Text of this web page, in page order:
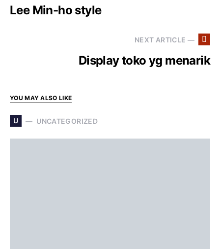
Lee Min-ho style
NEXT ARTICLE —
Display toko yg menarik
YOU MAY ALSO LIKE
U UNCATEGORIZED